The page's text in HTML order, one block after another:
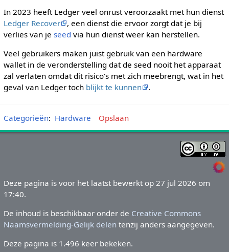
In 2023 heeft Ledger veel onrust veroorzaakt met hun dienst
Ledger Recover
, een dienst die ervoor zorgt dat je bij
verlies van je seed via hun dienst weer kan herstellen.
Veel gebruikers maken juist gebruik van een hardware
wallet in de veronderstelling dat de seed nooit het apparaat
zal verlaten omdat dit risico's met zich meebrengt, wat in het
geval van Ledger toch blijkt te kunnen .
Categorieën: Hardware Opslaan
Deze pagina is voor het laatst bewerkt op 27 jul 2026 om
17:40.
De inhoud is beschikbaar onder de Creative Commons
Naamsvermelding-Gelijk delen tenzij anders aangegeven.
Deze pagina is 1.496 keer bekeken.